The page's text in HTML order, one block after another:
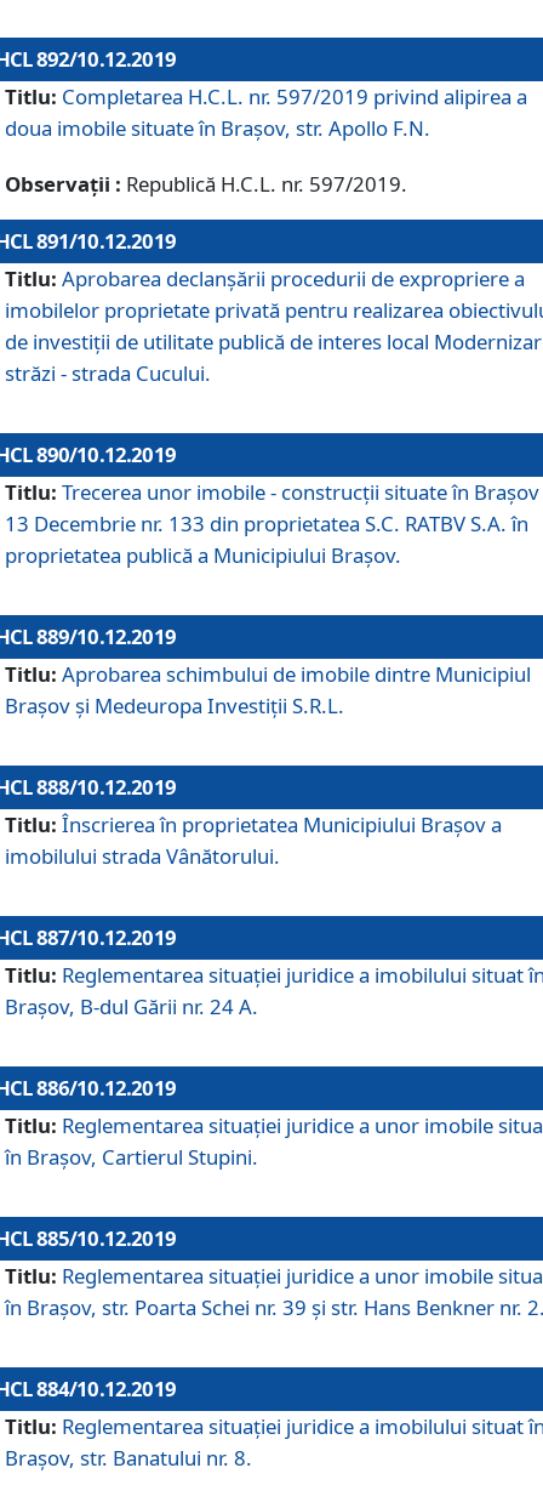
892/10.12.2019
Titlu: Completarea H.C.L. nr. 597/2019 privind alipirea a
doua imobile situate în Brașov, str. Apollo F.N.
Observații : Republică H.C.L. nr. 597/2019.
891/10.12.2019
Titlu: Aprobarea declanșării procedurii de expropriere a
imobilelor proprietate privată pentru realizarea
de investiții de utilitate publică de interes local
străzi - strada Cucului.
890/10.12.2019
Titlu: Trecerea unor imobile - construcții situate în Brașov
13 Decembrie nr. 133 din proprietatea S.C. RATBV S.A. în
proprietatea publică a Municipiului Brașov.
889/10.12.2019
Titlu: Aprobarea schimbului de imobile dintre Municipiul
Brașov și Medeuropa Investiții S.R.L.
888/10.12.2019
Titlu: Înscrierea în proprietatea Municipiului Braşov a
imobilului strada Vânătorului.
887/10.12.2019
Titlu: Reglementarea situației juridice a imobilului situat
Brașov, B-dul Gării nr. 24 A.
886/10.12.2019
Titlu: Reglementarea situaţiei juridice a unor imobile
în Braşov, Cartierul Stupini.
885/10.12.2019
Titlu: Reglementarea situației juridice a unor imobile
în Brașov, str. Poarta Schei nr. 39 și str. Hans Benkner nr.
884/10.12.2019
Titlu: Reglementarea situației juridice a imobilului situat
Brașov, str. Banatului nr. 8.